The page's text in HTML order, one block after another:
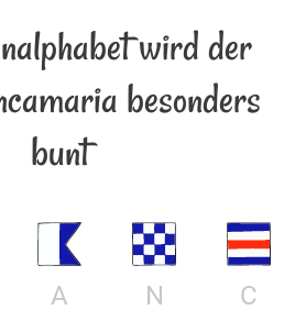
wird der
besonders
bunt
A N C